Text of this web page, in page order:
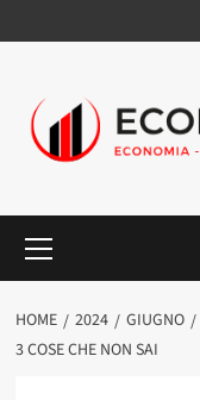
al
principale
HOME 2024 GIUGNO
3 COSE CHE NON SAI